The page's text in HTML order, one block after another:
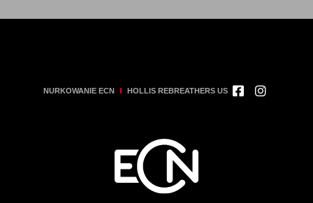
NURKOWANIE ECN HOLLIS REBREATHERS US